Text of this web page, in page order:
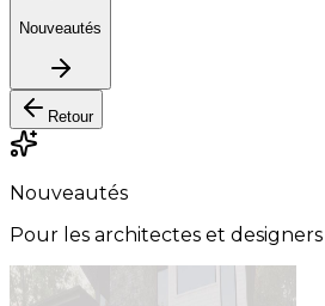
Nouveautés
Retour
Nouveautés
Pour les architectes et designers